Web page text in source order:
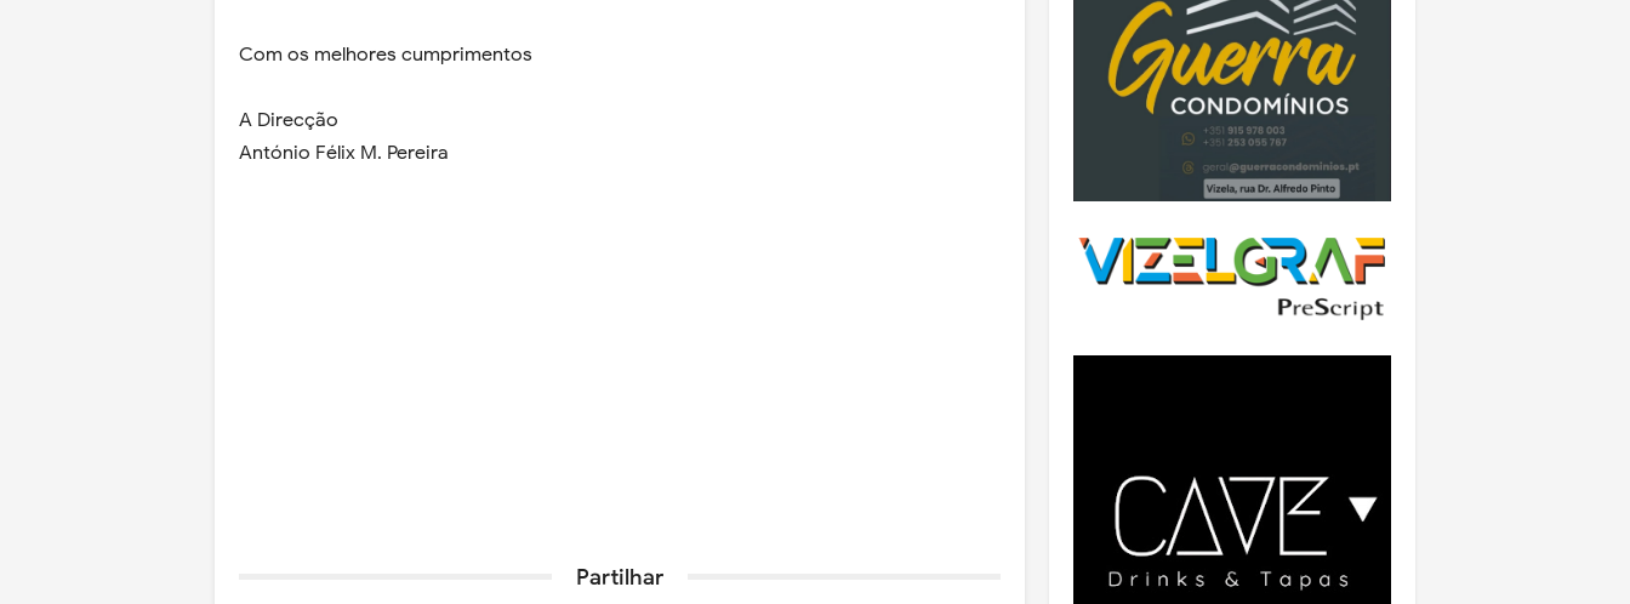
Com os melhores cumprimentos
A Direcção
António Félix M. Pereira
Partilhar